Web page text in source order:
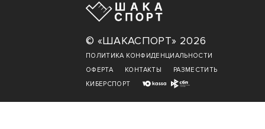
© «ШАКАСПОРТ» 2026
ПОЛИТИКА КОНФИДЕНЦИАЛЬНОСТИ
ОФЕРТА
КОНТАКТЫ
РАЗМЕСТИТЬ
КИБЕРСПОРТ